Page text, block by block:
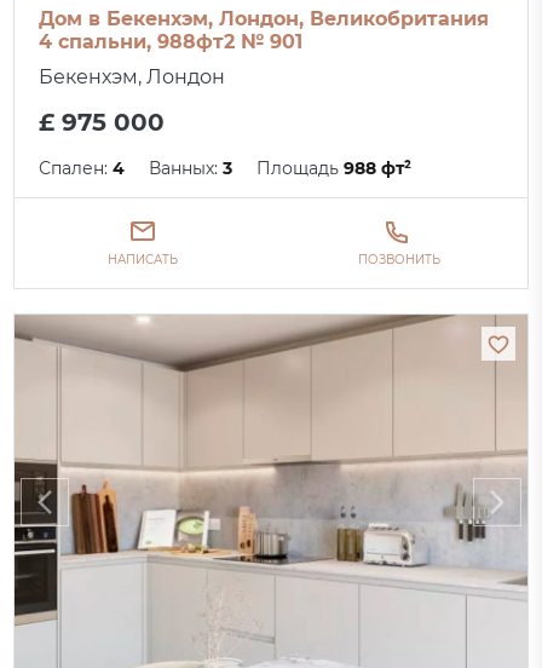
Дом в Бекенхэм, Лондон, Великобритания
4 спальни, 988фт2 № 901
Бекенхэм, Лондон
£ 975 000
Спален:4 Ванных:3 Площадь988 фт²
НАПИСАТЬ ПОЗВОНИТЬ